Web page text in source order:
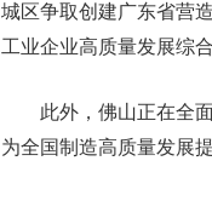
城区争取创建广东省营
工业企业高质量发展综
此外，佛山正在全面
为全国制造高质量发展